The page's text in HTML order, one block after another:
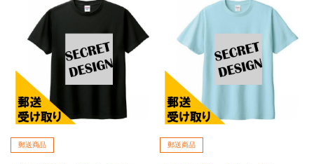
郵送商品 郵送商品